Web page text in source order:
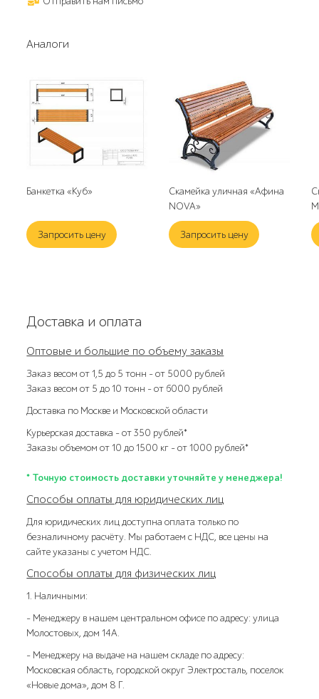
Аналоги
Банкетка «Куб»
Запросить цену
Скамейка уличная «Афина
NOVA»
Запросить цену
Доставка и оплата
Оптовые и большие по объему заказы
Заказ весом от 1,5 до 5 тонн – от 5000 рублей
Заказ весом от 5 до 10 тонн – от 6000 рублей
Доставка по Москве и Московской области
Курьерская доставка – от 350 рублей*
Заказы объемом от 10 до 1500 кг – от 1000 рублей*
* Точную стоимость доставки уточняйте у менеджера!
Способы оплаты для юридических лиц
Для юридических лиц доступна оплата только по
безналичному расчёту. Мы работаем с НДС, все цены на
сайте указаны с учетом НДС.
Способы оплаты для физических лиц
1. Наличными:
- Менеджеру в нашем центральном офисе по адресу: улица
Молостовых, дом 14А.
- Менеджеру на выдаче на нашем складе по адресу:
Московская область, городской округ Электросталь, поселок
«Новые дома», дом 8 Г.